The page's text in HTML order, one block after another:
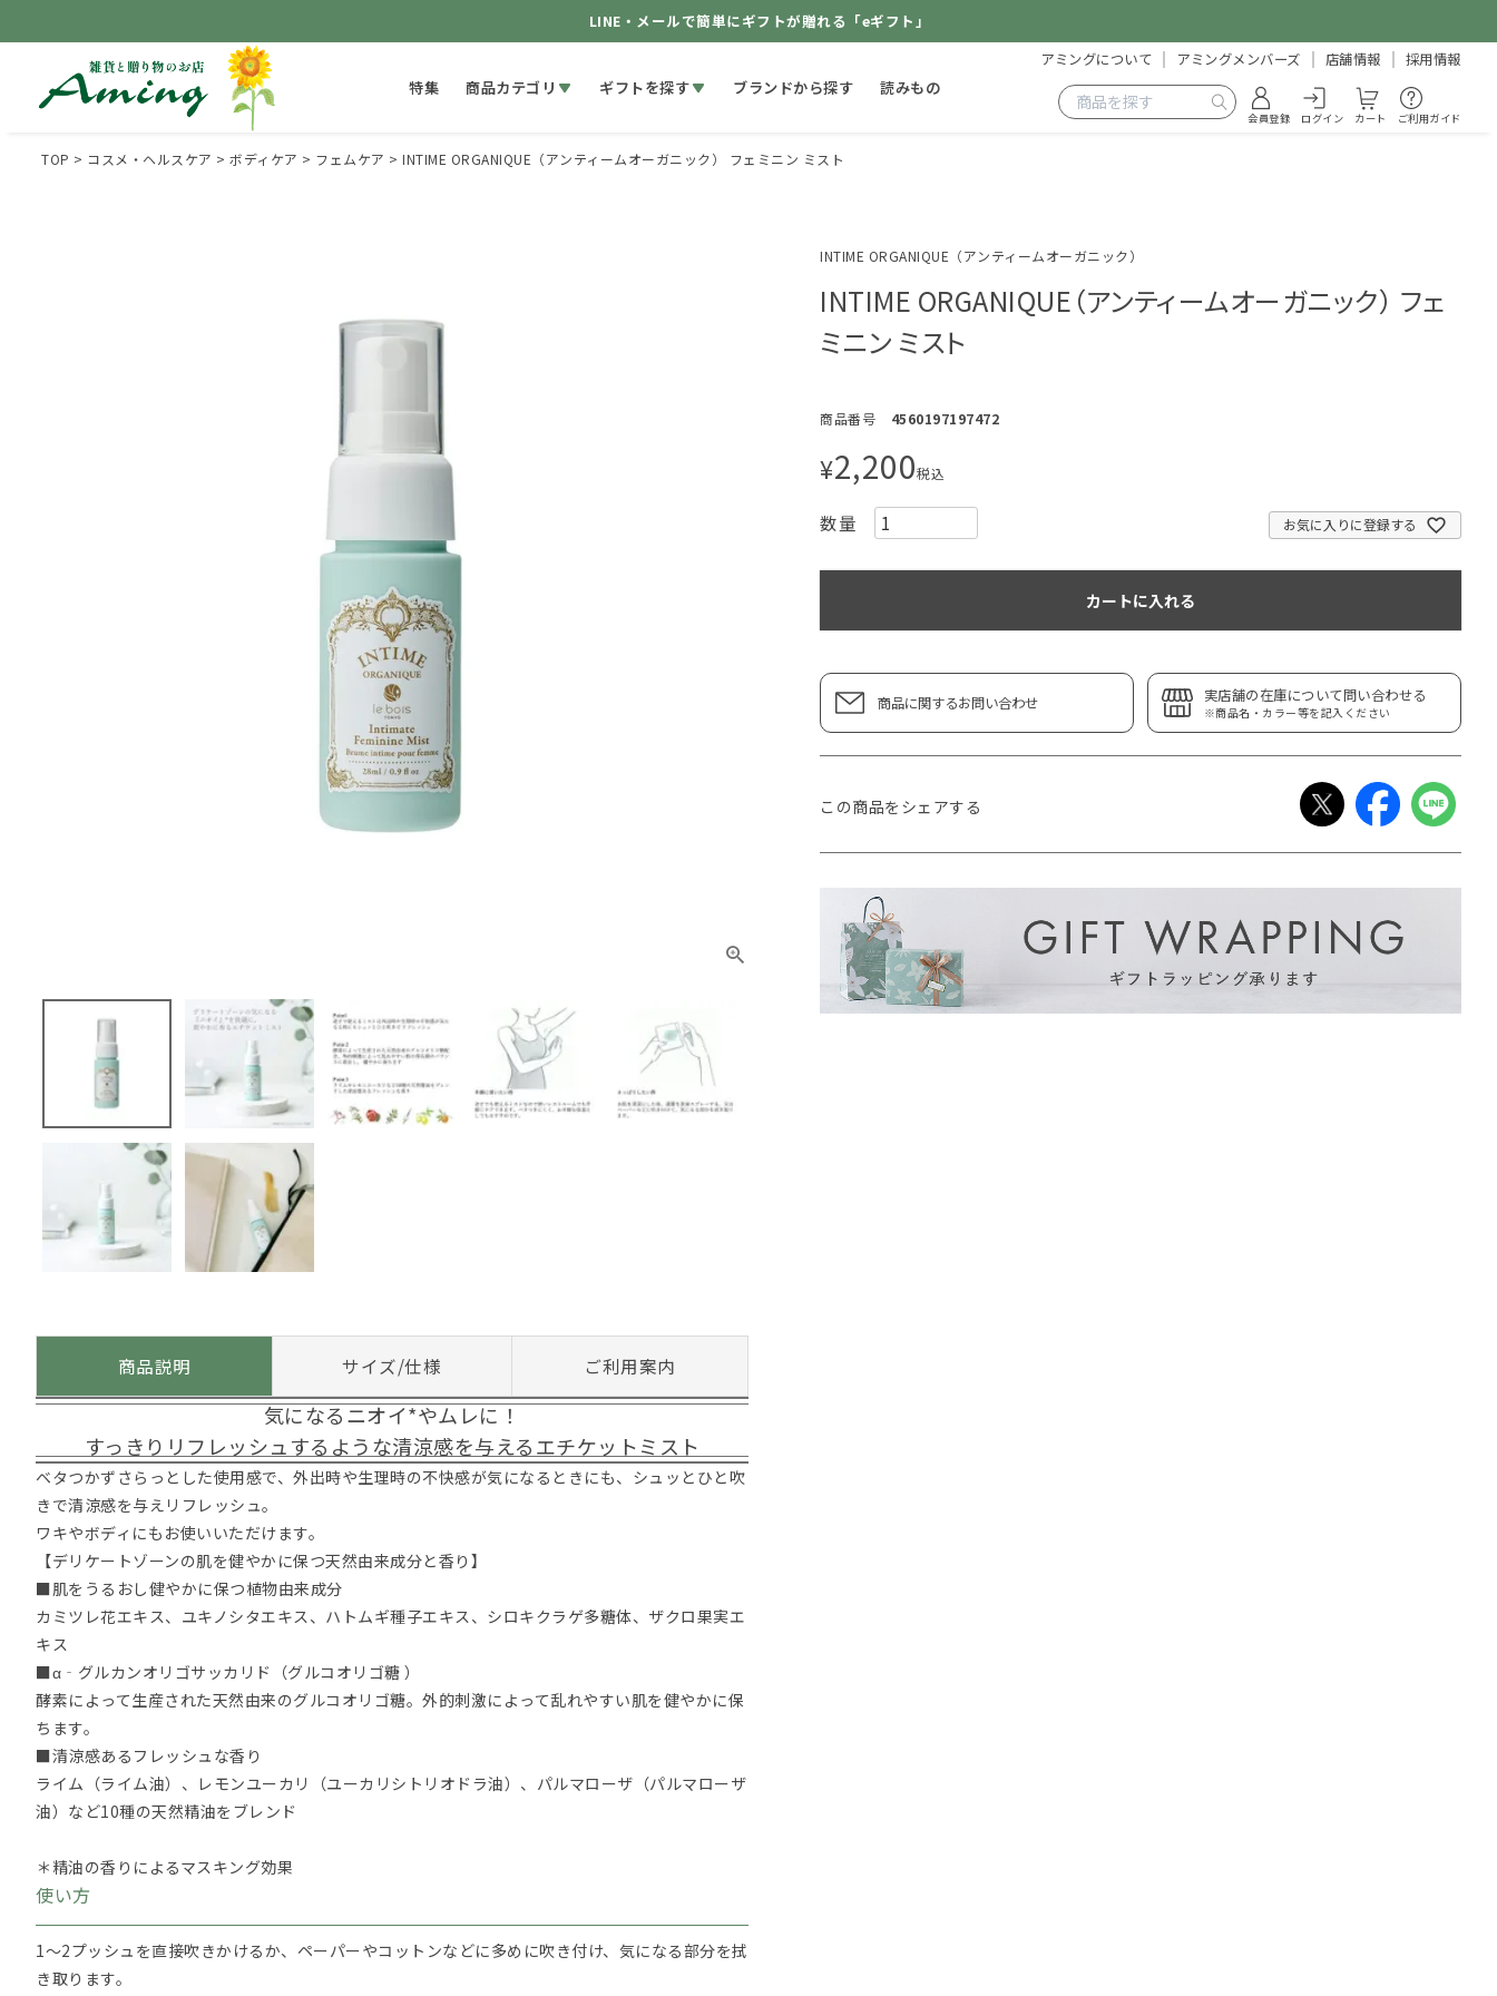
LINE・メールで簡単にギフトが贈れる「eギフト」
特集 商品カテゴリ ギフトを探す ブランドから探す 読みもの
アミングについて アミングメンバーズ 店舗情報 採用情報
会員登録 ログイン カート ご利用ガイド
TOP コスメ・ヘルスケア ボディケア フェムケア INTIME ORGANIQUE（アンティームオーガニック） フェミニン ミスト
商品説明 サイズ/仕様 ご利用案内
気になるニオイ*やムレに！
すっきりリフレッシュするような清涼感を与えるエチケットミスト
ベタつかずさらっとした使用感で、外出時や生理時の不快感が気になるときにも、シュッとひと吹
きで清涼感を与えリフレッシュ。
ワキやボディにもお使いいただけます。
【デリケートゾーンの肌を健やかに保つ天然由来成分と香り】
■肌をうるおし健やかに保つ植物由来成分
カミツレ花エキス、ユキノシタエキス、ハトムギ種子エキス、シロキクラゲ多糖体、ザクロ果実エ
キス
■α‐グルカンオリゴサッカリド（グルコオリゴ糖 ）
酵素によって生産された天然由来のグルコオリゴ糖。外的刺激によって乱れやすい肌を健やかに保
ちます。
■清涼感あるフレッシュな香り
ライム（ライム油）、レモンユーカリ（ユーカリシトリオドラ油）、パルマローザ（パルマローザ
油）など10種の天然精油をブレンド
＊精油の香りによるマスキング効果
使い方
1～2プッシュを直接吹きかけるか、ペーパーやコットンなどに多めに吹き付け、気になる部分を拭
き取ります。
INTIME ORGANIQUE（アンティームオーガニック）
INTIME ORGANIQUE（アンティームオーガニック） フェ
ミニン ミスト
商品番号 4560197197472
¥2,200税込
お気に入りに登録する
カートに入れる
商品に関するお問い合わせ 実店舗の在庫について問い合わせる
※商品名・カラー等を記入ください
この商品をシェアする